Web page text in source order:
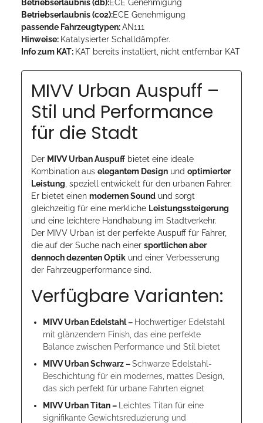
Betriebserlaubnis (db):ECE Genehmigung
Betriebserlaubnis (co2):ECE Genehmigung
passende Fahrzeugtypen:AN111
Hinweise: Katalysierter Schalldämpfer.
Info zum KAT: KAT bereits installiert, nicht entfernbar KAT
MIVV Urban Auspuff –
Stil und Performance
für die Stadt
Der MIVV Urban Auspuff bietet eine ideale
Kombination aus elegantem Design und optimierter
Leistung , speziell entwickelt für den urbanen Fahrer.
Er bietet einen modernen Sound und sorgt
gleichzeitig für eine merkliche Leistungssteigerung
und eine leichtere Handhabung im Stadtverkehr.
Der MIVV Urban ist der perfekte Auspuff für Fahrer,
die auf der Suche nach einer sportlichen aber
dennoch dezenten Optik und einer Verbesserung
der Fahrzeugperformance sind.
Verfügbare Varianten:
MIVV Urban Edelstahl – Hochwertiger Edelstahl
mit glänzendem Finish, das eine perfekte
Balance zwischen Performance und Stil bietet
MIVV Urban Schwarz –Schwarze Edelstahl-
Beschichtung für ein modernes, mattes Design,
das sich perfekt für urbane Fahrten eignet
MIVV Urban Titan –
Leichtes Titan für eine
signifikante Gewichtsreduzierung und